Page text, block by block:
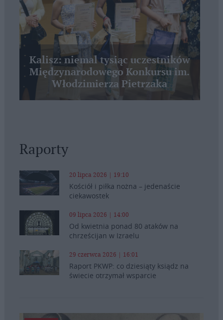
Kalisz: niemal tysiąc uczestników
Międzynarodowego Konkursu im.
Włodzimierza Pietrzaka
Raporty
20 lipca 2026 | 19:10
Kościół i piłka nożna – jedenaście
ciekawostek
09 lipca 2026 | 14:00
Od kwietnia ponad 80 ataków na
chrześcijan w Izraelu
29 czerwca 2026 | 16:01
Raport PKWP: co dziesiąty ksiądz na
świecie otrzymał wsparcie